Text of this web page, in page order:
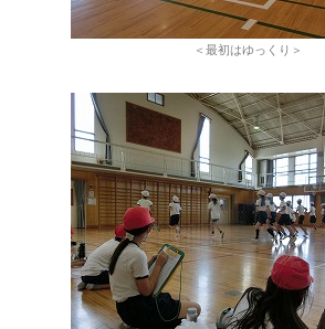
＜最初はゆっくり＞